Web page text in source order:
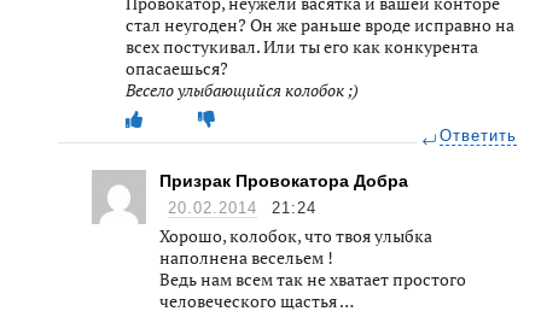
стал неугоден? Он же раньше вроде исправно на
всех постукивал. Или ты его как конкурента
опасаешься?
Весело улыбающийся колобок ;)
Ответить
Призрак Провокатора Добра
20.02.2014 21:24
Хорошо, колобок, что твоя улыбка
наполнена весельем !
Ведь нам всем так не хватает простого
человеческого щастья …